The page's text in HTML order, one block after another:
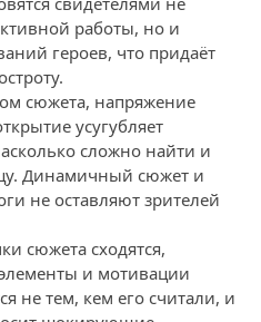
работы, но и
героев, что придаёт
сюжета, напряжение
усугубляет
сложно найти и
Динамичный сюжет и
не оставляют зрителей
сюжета сходятся,
и мотивации
не тем, кем его считали, и